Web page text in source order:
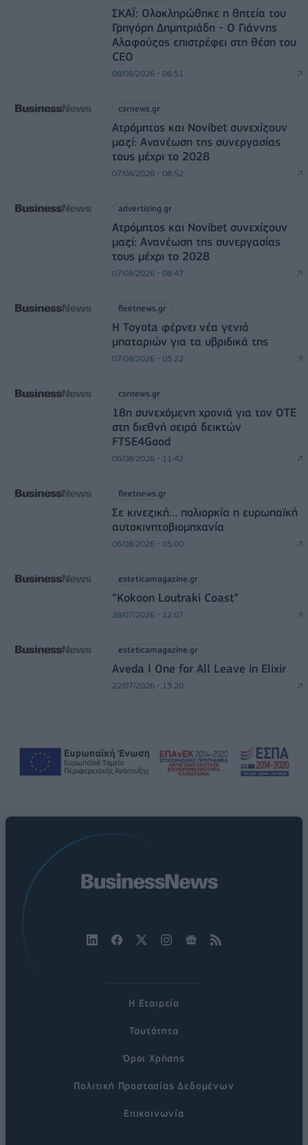
ΣΚΑΪ: Ολοκληρώθηκε η θητεία του
Γρηγόρη Δημητριάδη - Ο Γιάννης
Αλαφούζος επιστρέφει στη θέση του
CEO
08/08/2026 - 06:51
csrnews.gr
Ατρόμητος και Novibet συνεχίζουν
μαζί: Ανανέωση της συνεργασίας
τους μέχρι το 2028
07/08/2026 - 08:52
advertising.gr
Ατρόμητος και Novibet συνεχίζουν
μαζί: Ανανέωση της συνεργασίας
τους μέχρι το 2028
07/08/2026 - 08:47
fleetnews.gr
Η Toyota φέρνει νέα γενιά
μπαταριών για τα υβριδικά της
07/08/2026 - 05:22
csrnews.gr
18η συνεχόμενη χρονιά για τον ΟΤΕ
στη διεθνή σειρά δεικτών
FTSE4Good
06/08/2026 - 11:42
fleetnews.gr
Σε κινεζική… πολιορκία η ευρωπαϊκή
αυτοκινητοβιομηχανία
06/08/2026 - 05:00
esteticamagazine.gr
“Kokoon Loutraki Coast”
28/07/2026 - 12:07
esteticamagazine.gr
Aveda I One for All Leave in Elixir
22/07/2026 - 13:20
Η Εταιρεία
Ταυτότητα
Όροι Χρήσης
Πολιτική Προστασίας Δεδομένων
Επικοινωνία